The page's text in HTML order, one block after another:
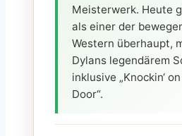
Meisterwerk. Heute
als einer der
Western überhaupt,
Dylans legendärem
inklusive „Knockin‘
Door“.